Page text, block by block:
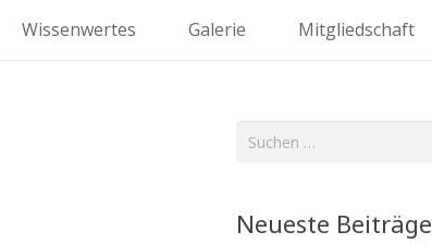
Wissenwertes Galerie Mitgliedschaft
Suchen
Neueste Beiträge